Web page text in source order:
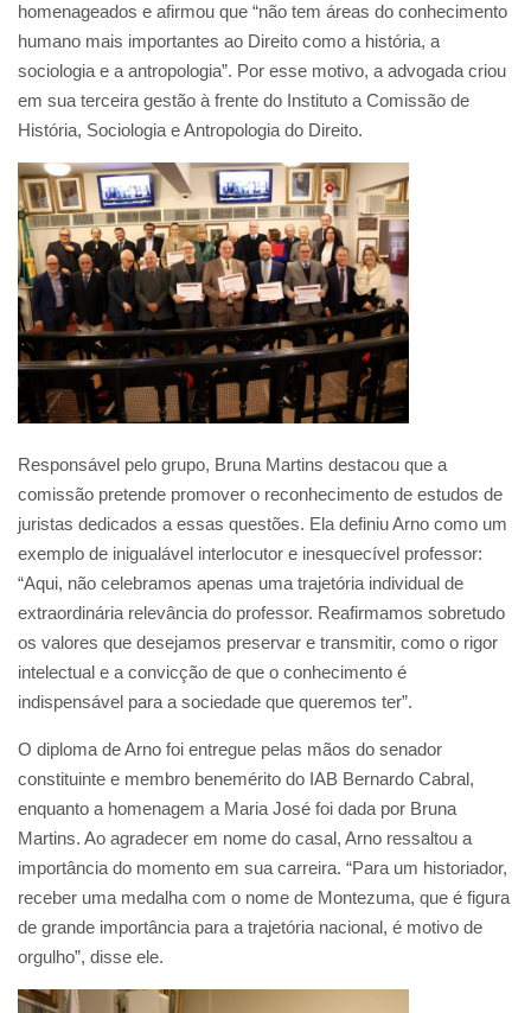
homenageados e afirmou que “não tem áreas do conhecimento
humano mais importantes ao Direito como a história, a
sociologia e a antropologia”. Por esse motivo, a advogada criou
em sua terceira gestão à frente do Instituto a Comissão de
História, Sociologia e Antropologia do Direito.
Responsável pelo grupo, Bruna Martins destacou que a
comissão pretende promover o reconhecimento de estudos de
juristas dedicados a essas questões. Ela definiu Arno como um
exemplo de inigualável interlocutor e inesquecível professor:
“Aqui, não celebramos apenas uma trajetória individual de
extraordinária relevância do professor. Reafirmamos sobretudo
os valores que desejamos preservar e transmitir, como o rigor
intelectual e a convicção de que o conhecimento é
indispensável para a sociedade que queremos ter”.
O diploma de Arno foi entregue pelas mãos do senador
constituinte e membro benemérito do IAB Bernardo Cabral,
enquanto a homenagem a Maria José foi dada por Bruna
Martins. Ao agradecer em nome do casal, Arno ressaltou a
importância do momento em sua carreira. “Para um historiador,
receber uma medalha com o nome de Montezuma, que é figura
de grande importância para a trajetória nacional, é motivo de
orgulho”, disse ele.